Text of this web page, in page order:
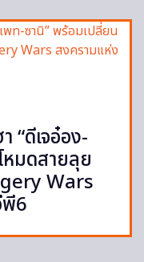
“ดีเจอ๋อง-
มดสายลุย
Wars
พี6